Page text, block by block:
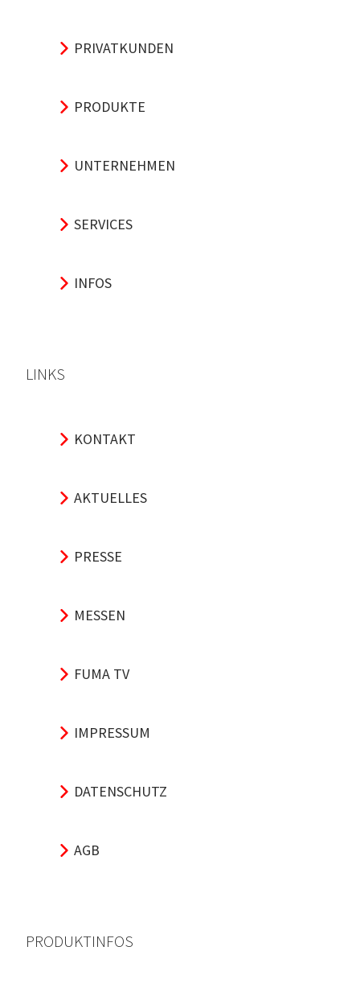
PRIVATKUNDEN
PRODUKTE
UNTERNEHMEN
SERVICES
INFOS
LINKS
KONTAKT
AKTUELLES
PRESSE
MESSEN
FUMA TV
IMPRESSUM
DATENSCHUTZ
AGB
PRODUKTINFOS